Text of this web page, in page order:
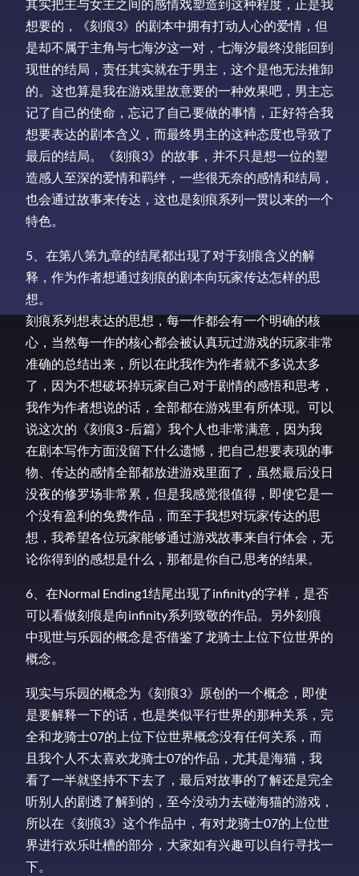
其实把主与女主之间的感情戏塑造到这种程度，正是我
想要的，《刻痕3》的剧本中拥有打动人心的爱情，但
是却不属于主角与七海汐这一对，七海汐最终没能回到
现世的结局，责任其实就在于男主，这个是他无法推卸
的。这也算是我在游戏里故意要的一种效果吧，男主忘
记了自己的使命，忘记了自己要做的事情，正好符合我
想要表达的剧本含义，而最终男主的这种态度也导致了
最后的结局。《刻痕3》的故事，并不只是想一位的塑
造感人至深的爱情和羁绊，一些很无奈的感情和结局，
也会通过故事来传达，这也是刻痕系列一贯以来的一个
特色。
5、在第八第九章的结尾都出现了对于刻痕含义的解
释，作为作者想通过刻痕的剧本向玩家传达怎样的思
想。
刻痕系列想表达的思想，每一作都会有一个明确的核
心，当然每一作的核心都会被认真玩过游戏的玩家非常
准确的总结出来，所以在此我作为作者就不多说太多
了，因为不想破坏掉玩家自己对于剧情的感悟和思考，
我作为作者想说的话，全部都在游戏里有所体现。可以
说这次的《刻痕3 -后篇》我个人也非常满意，因为我
在剧本写作方面没留下什么遗憾，把自己想要表现的事
物、传达的感情全部都放进游戏里面了，虽然最后没日
没夜的修罗场非常累，但是我感觉很值得，即使它是一
个没有盈利的免费作品，而至于我想对玩家传达的思
想，我希望各位玩家能够通过游戏故事来自行体会，无
论你得到的感想是什么，那都是你自己思考的结果。
6、在Normal Ending1结尾出现了infinity的字样，是否
可以看做刻痕是向infinity系列致敬的作品。另外刻痕
中现世与乐园的概念是否借鉴了龙骑士上位下位世界的
概念。
现实与乐园的概念为《刻痕3》原创的一个概念，即使
是要解释一下的话，也是类似平行世界的那种关系，完
全和龙骑士07的上位下位世界概念没有任何关系，而
且我个人不太喜欢龙骑士07的作品，尤其是海猫，我
看了一半就坚持不下去了，最后对故事的了解还是完全
听别人的剧透了解到的，至今没动力去碰海猫的游戏，
所以在《刻痕3》这个作品中，有对龙骑士07的上位世
界进行欢乐吐槽的部分，大家如有兴趣可以自行寻找一
下。